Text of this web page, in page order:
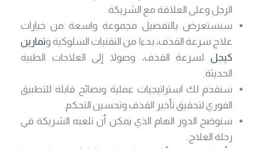
الرجل وعلى العلاقة مع الشريكة.
سنستعرض بالتفصيل مجموعة واسعة من خيارات
علاج سرعة القذف، بدءا من التقنيات السلوكية وتمارين
كيجل لسرعة القذف، وصولا إلى العلاجات الطبية
الحديثة.
سنقدم لك استراتيجيات عملية ونصائح قابلة للتطبيق
الفوري لتحقيق تأخير القذف وتحسين التحكم.
سنوضح الدور الهام الذي يمكن أن تلعبه الشريكة في
رحلة العلاج.